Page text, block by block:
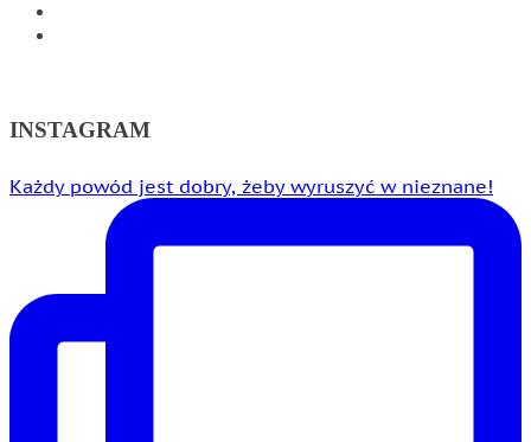
INSTAGRAM
Każdy powód jest dobry, żeby wyruszyć w nieznane!